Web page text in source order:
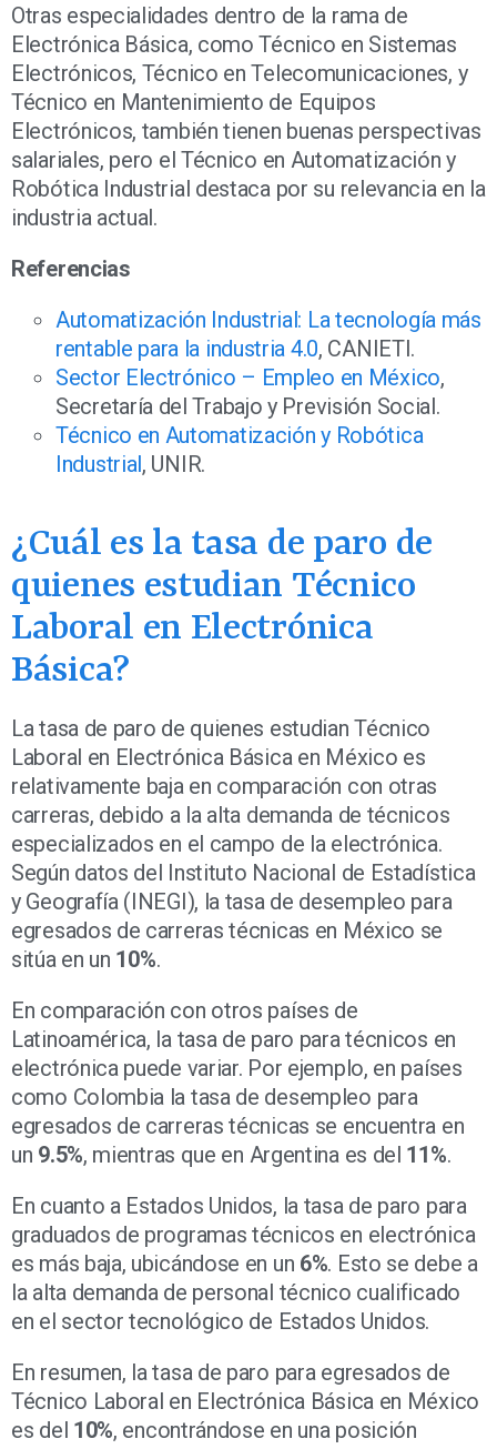
Otras especialidades dentro de la rama de
Electrónica Básica, como Técnico en Sistemas
Electrónicos, Técnico en Telecomunicaciones, y
Técnico en Mantenimiento de Equipos
Electrónicos, también tienen buenas perspectivas
salariales, pero el Técnico en Automatización y
Robótica Industrial destaca por su relevancia en la
industria actual.
Referencias
Automatización Industrial: La tecnología más
rentable para la industria 4.0, CANIETI.
Sector Electrónico – Empleo en México,
Secretaría del Trabajo y Previsión Social.
Técnico en Automatización y Robótica
Industrial, UNIR.
¿Cuál es la tasa de paro de
quienes estudian Técnico
Laboral en Electrónica
Básica?
La tasa de paro de quienes estudian Técnico
Laboral en Electrónica Básica en México es
relativamente baja en comparación con otras
carreras, debido a la alta demanda de técnicos
especializados en el campo de la electrónica.
Según datos del Instituto Nacional de Estadística
y Geografía (INEGI), la tasa de desempleo para
egresados de carreras técnicas en México se
sitúa en un 10%.
En comparación con otros países de
Latinoamérica, la tasa de paro para técnicos en
electrónica puede variar. Por ejemplo, en países
como Colombia la tasa de desempleo para
egresados de carreras técnicas se encuentra en
un 9.5%, mientras que en Argentina es del 11%.
En cuanto a Estados Unidos, la tasa de paro para
graduados de programas técnicos en electrónica
es más baja, ubicándose en un 6%. Esto se debe a
la alta demanda de personal técnico cualificado
en el sector tecnológico de Estados Unidos.
En resumen, la tasa de paro para egresados de
Técnico Laboral en Electrónica Básica en México
es del 10%, encontrándose en una posición